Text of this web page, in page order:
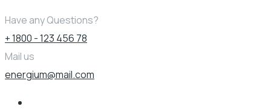
Have any Questions?
+ 1800 - 123 456 78
Mail us
energium@mail.com